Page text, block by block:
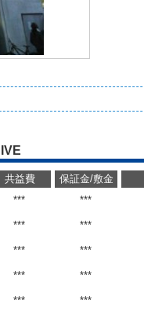
共益費 保証金/敷金
*** ***
*** ***
*** ***
*** ***
*** ***